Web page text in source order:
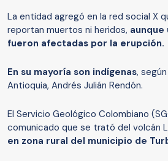
La entidad agregó en la red social X
reportan muertos ni heridos, aunque
fueron afectadas por la erupción.
En su mayoría son indígenas,
Antioquia, Andrés Julián Rendón.
El Servicio Geológico Colombiano
comunicado que se trató del volcán
en zona rural del municipio de